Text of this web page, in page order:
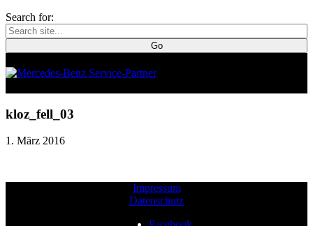
Search for:
kloz_fell_03
1. März 2016
Impressum
Datenschutz